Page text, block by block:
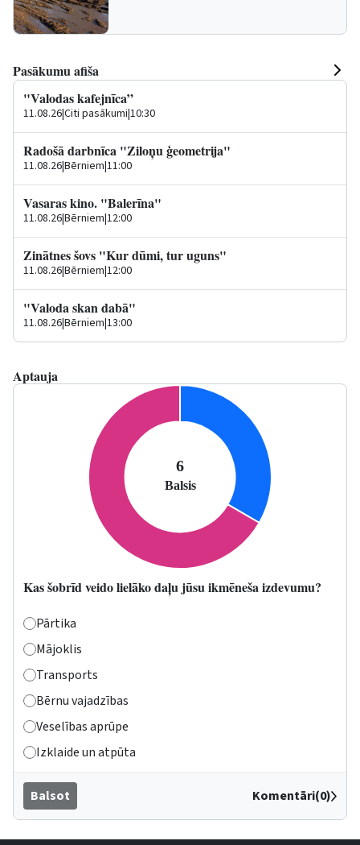
Pasākumu afiša
"Valodas kafejnīca”
11.08.26|Citi pasākumi|10:30
Radošā darbnīca "Ziloņu ģeometrija"
11.08.26|Bērniem|11:00
Vasaras kino. "Balerīna"
11.08.26|Bērniem|12:00
Zinātnes šovs "Kur dūmi, tur uguns"
11.08.26|Bērniem|12:00
"Valoda skan dabā"
11.08.26|Bērniem|13:00
Aptauja
Kas šobrīd veido lielāko daļu jūsu ikmēneša izdevumu?
Pārtika
Mājoklis
Transports
Bērnu vajadzības
Veselības aprūpe
Izklaide un atpūta
Balsot Komentāri(0)